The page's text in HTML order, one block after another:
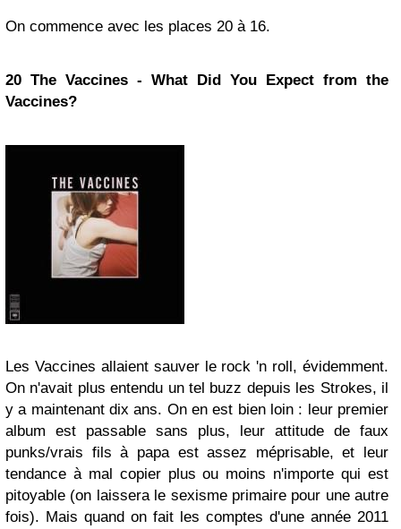
On commence avec les places 20 à 16.
20 The Vaccines - What Did You Expect from the
Vaccines?
Les Vaccines allaient sauver le rock 'n roll, évidemment.
On n'avait plus entendu un tel buzz depuis les Strokes, il
y a maintenant dix ans. On en est bien loin : leur premier
album est passable sans plus, leur attitude de faux
punks/vrais fils à papa est assez méprisable, et leur
tendance à mal copier plus ou moins n'importe qui est
pitoyable (on laissera le sexisme primaire pour une autre
fois). Mais quand on fait les comptes d'une année 2011